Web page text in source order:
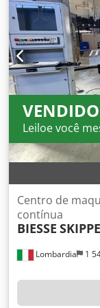
lâmina
mandris
direção "X e Y"
independentes
Y" (em cima +
com
VENDIDO
Leiloe você
Lombardia 1
Centro de
contínua
BIESSE